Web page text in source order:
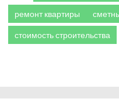
ремонт квартиры
стоимость строительства